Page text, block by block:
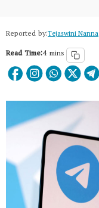
Reported by:Tejaswini Nanna
Read Time:4 mins